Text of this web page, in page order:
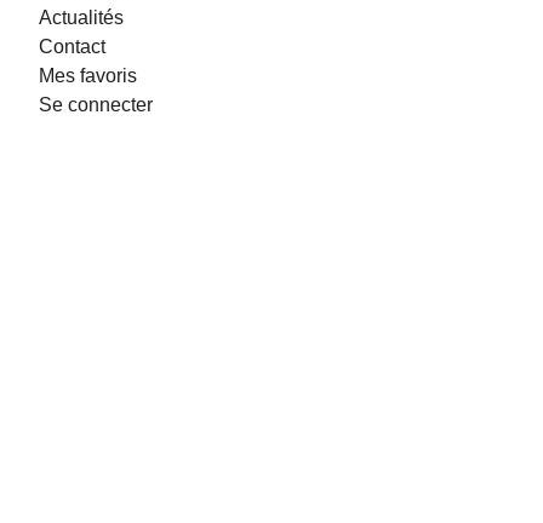
Actualités
Contact
Mes favoris
Se connecter